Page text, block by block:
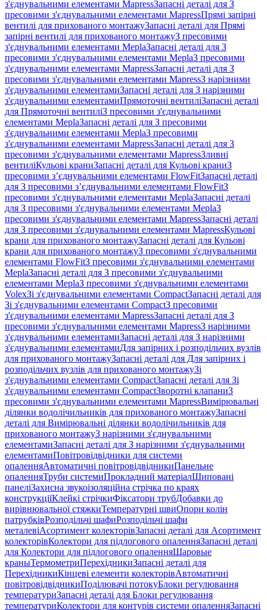
з'єднувальними елементами MapressЗапасні деталі для З
пресовими з'єднувальними елементами MapressПрямі запірні
вентилі для прихованого монтажуЗапасні деталі для Прямі
запірні вентилі для прихованого монтажуЗ пресовими
з'єднувальними елементами MeplaЗапасні деталі для З
пресовими з'єднувальними елементами MeplaЗ пресовими
з'єднувальними елементами MapressЗапасні деталі для З
пресовими з'єднувальними елементами MapressЗ нарізними
з'єднувальними елементамиЗапасні деталі для З нарізними
з'єднувальними елементамиПрямоточні вентиліЗапасні деталі
для Прямоточні вентиліЗ пресовими з'єднувальними
елементами MeplaЗапасні деталі для З пресовими
з'єднувальними елементами MeplaЗ пресовими
з'єднувальними елементами MapressЗапасні деталі для З
пресовими з'єднувальними елементами MapressЗливні
вентиліКульові краниЗапасні деталі для Кульові краниЗ
пресовими з’єднувальними елементами FlowFitЗапасні деталі
для З пресовими з’єднувальними елементами FlowFitЗ
пресовими з'єднувальними елементами MeplaЗапасні деталі
для З пресовими з'єднувальними елементами MeplaЗ
пресовими з'єднувальними елементами MapressЗапасні деталі
для З пресовими з'єднувальними елементами MapressКульові
крани для прихованого монтажуЗапасні деталі для Кульові
крани для прихованого монтажуЗ пресовими з'єднувальними
елементами FlowFitЗ пресовими з'єднувальними елементами
MeplaЗапасні деталі для З пресовими з'єднувальними
елементами MeplaЗ пресовими з'єднувальними елементами
VolexЗі з'єднувальними елементами CompactЗапасні деталі для
Зі з'єднувальними елементами CompactЗ пресовими
з'єднувальними елементами MapressЗапасні деталі для З
пресовими з'єднувальними елементами MapressЗ нарізними
з'єднувальними елементамиЗапасні деталі для З нарізними
з'єднувальними елементамиДля запірних і розподільчих вузлів
для прихованого монтажуЗапасні деталі для Для запірних і
розподільчих вузлів для прихованого монтажуЗі
з'єднувальними елементами CompactЗапасні деталі для Зі
з'єднувальними елементами CompactЗворотні клапаниЗ
пресовими з'єднувальними елементами MapressВимірювальні
ділянки водолічильників для прихованого монтажуЗапасні
деталі для Вимірювальні ділянки водолічильників для
прихованого монтажуЗ нарізними з'єднувальними
елементамиЗапасні деталі для З нарізними з'єднувальними
елементамиПовітровідвідники для системи
опаленняАвтоматичні повітровідвідникиПанельне
опаленняТруби системиПрокладний матеріалШиповані
панеліЗахисна звукоізоляційна стрічка по краях
конструкціїКлейкі стрічкиФіксатори трубДобавки до
вирівнювальної стяжкиТемпературні швиОпори колін
патрубківРозподільчі шафиРозподільчі шафи
металевіАсортимент колекторівЗапасні деталі для Асортимент
колекторівКолектори для підлогового опаленняЗапасні деталі
для Колектори для підлогового опаленняШаровые
краныТермометриПерехідникиЗапасні деталі для
ПерехідникиКінцеві елементи колекторівАвтоматичні
повітровідвідникиПоділювачі потокуБлоки регулювання
температуриЗапасні деталі для Блоки регулювання
температуриКолектори для контурів системи опаленняЗапасні